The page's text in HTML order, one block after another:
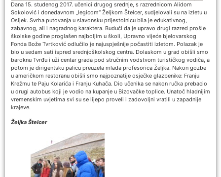
Dana 15. studenog 2017. učenici drugog srednje, s razrednicom Alidom
Sokolović i donedavnom „legicom“ Željkom Štelcer, sudjelovali su na izletu u
Osijek. Svrha putovanja u slavonsku prijestolnicu bila je edukativnog,
zabavnog, ali i nagradnog karaktera. Budući da je upravo drugi razred prošle
školske godine proglašen najboljim u školi, Upravno vijeće bjelovarskog
Fonda Bože Tvrtković odlučilo je najuspješnije počastiti izletom. Polazak je
bio u sedam sati ispred srednjoškolskog centra. Dolaskom u grad obišli smo
baroknu Tvrđu i uži centar grada pod stručnim vodstvom turističkog vodiča, a
potom je dirigentsku palicu preuzela mlada profesorica Željka. Nakon gozbe
u američkom restoranu obišli smo najpoznatije osječke glazbenike: Franju
Krežmu te Paju Kolarića i Franju Kuhača. Dio učenika se nakon ručka prebacio
u drugi autobus koji je vodio na kupanje u Bizovačke toplice. Unatoč hladnijim
vremenskim uvjetima svi su se lijepo proveli i zadovoljni vratili u zapadnije
krajeve.
Željka Štelcer